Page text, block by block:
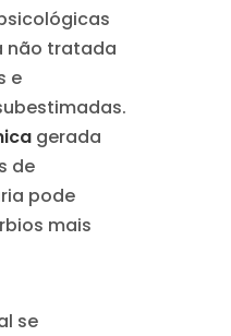
não tratada
e
gerada
de
pode
mais
se